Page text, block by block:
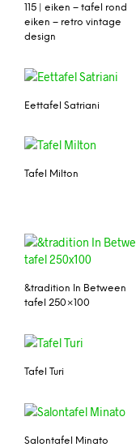
115 | eiken – tafel rond
eiken – retro vintage
design
Eettafel Satriani
Tafel Milton
&tradition In Between
tafel 250×100
Tafel Turi
Salontafel Minato